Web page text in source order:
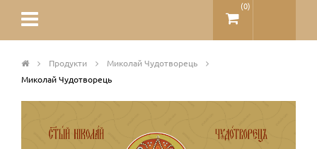
(0)
Продукти
Миколай Чудотворець
Миколай Чудотворець